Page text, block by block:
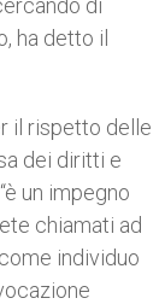
di
ha detto il
il rispetto delle
dei diritti e
un impegno
chiamati ad
individuo